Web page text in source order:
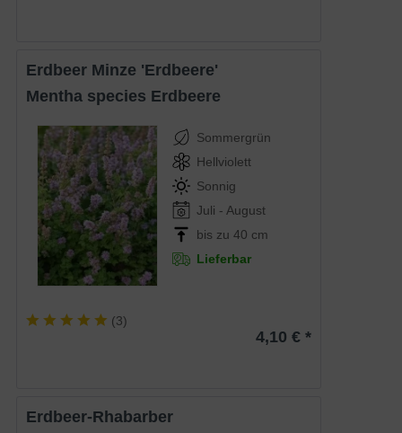
Erdbeer Minze 'Erdbeere'
Mentha species Erdbeere
Sommergrün
Hellviolett
Sonnig
Juli - August
bis zu 40 cm
Lieferbar
(3)
4,10 € *
Erdbeer-Rhabarber